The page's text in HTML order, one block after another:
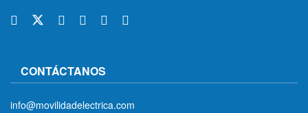
CONTÁCTANOS
info@movilidadelectrica.com